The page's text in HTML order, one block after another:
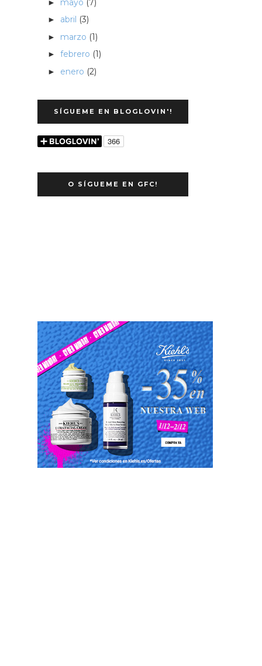
► mayo (7)
► abril (3)
► marzo (1)
► febrero (1)
► enero (2)
SÍGUEME EN BLOGLOVIN'!
O SÍGUEME EN GFC!